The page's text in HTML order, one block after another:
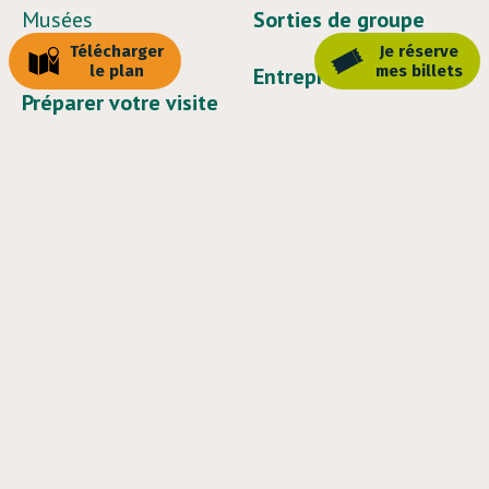
Je réserve
mes billets
Télécharger
le plan
Musées
Préparer votre visite
Sorties de groupe
Entreprises